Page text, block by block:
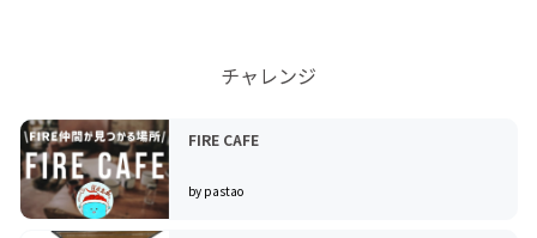
チャレンジ
FIRE CAFE
by pastao